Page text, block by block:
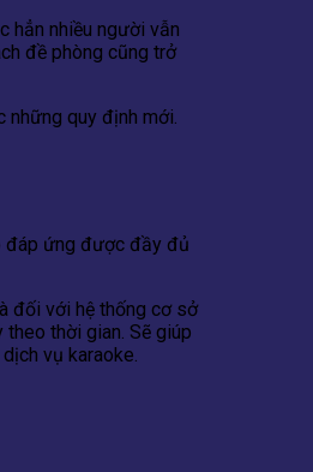
hẳn nhiều người vẫn
đề phòng cũng trở
những quy định mới.
đáp ứng được đầy đủ
đối với hệ thống cơ sở
thời gian. Sẽ giúp
vụ karaoke.